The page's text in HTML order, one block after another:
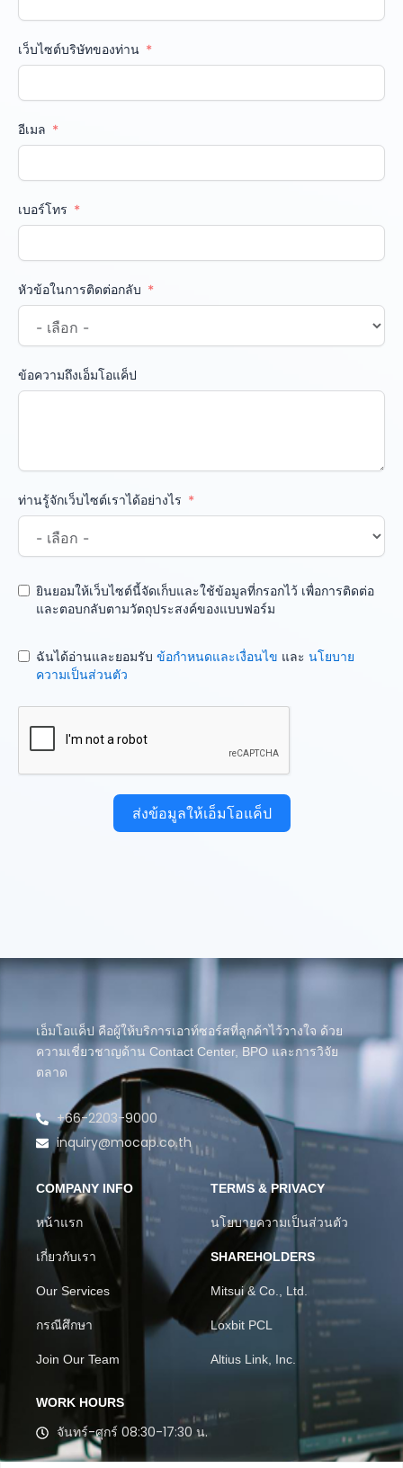
เว็บไซต์บริษัทของท่าน
อีเมล
เบอร์โทร
หัวข้อในการติดต่อกลับ
ข้อความถึงเอ็มโอแค็ป
ท่านรู้จักเว็บไซต์เราได้อย่างไร
ยินยอมให้เว็บไซต์นี้จัดเก็บและใช้ข้อมูลที่กรอกไว้ เพื่อการติดต่อ
และตอบกลับตามวัตถุประสงค์ของแบบฟอร์ม
ฉันได้อ่านและยอมรับ ข้อกำหนดและเงื่อนไข และ นโยบาย
ความเป็นส่วนตัว
ส่งข้อมูลให้เอ็มโอแค็ป
เอ็มโอแค็ป คือผู้ให้บริการเอาท์ซอร์สที่ลูกค้าไว้วางใจ ด้วย
ความเชี่ยวชาญด้าน Contact Center, BPO และการวิจัย
ตลาด
+66-2203-9000
inquiry@mocap.co.th
COMPANY INFO
หน้าแรก
เกี่ยวกับเรา
Our Services
กรณีศึกษา
Join Our Team
TERMS & PRIVACY
นโยบายความเป็นส่วนตัว
SHAREHOLDERS
Mitsui & Co., Ltd.
Loxbit PCL
Altius Link, Inc.
WORK HOURS
จันทร์-ศุกร์ 08:30-17:30 น.